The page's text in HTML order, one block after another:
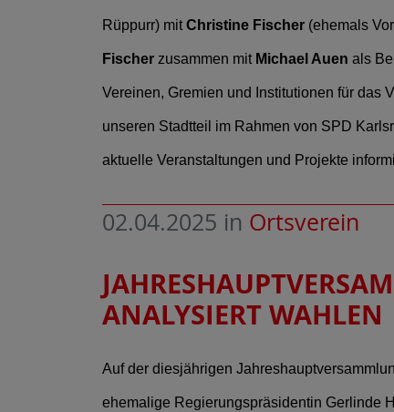
Rüppurr) mitChristine Fischer (ehemals
Fischer zusammen mit Michael Auen als
Vereinen, Gremien und Institutionen für das
unseren Stadtteil im Rahmen von SPD
aktuelle Veranstaltungen und Projekte
02.04.2025 in Ortsverein
ANALYSIERT WAHLEN
Auf der diesjährigen
ehemalige Regierungspräsidentin Gerlinde